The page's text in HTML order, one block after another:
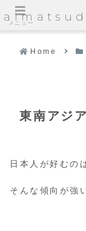
Home
東南アジ
日本人が好むの
そんな傾向が強
メニュー